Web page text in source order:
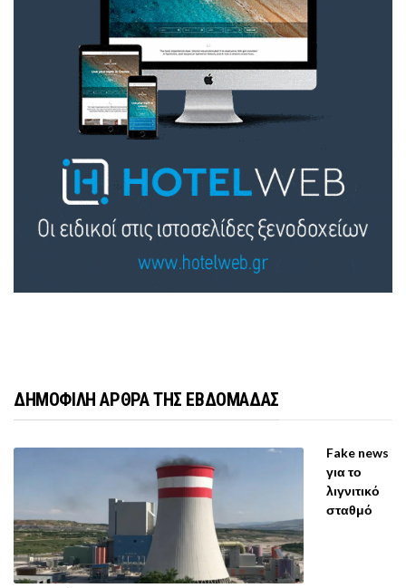
ΔΗΜΟΦΙΛΗ ΑΡΘΡΑ ΤΗΣ ΕΒΔΟΜΑΔΑΣ
Fake news
για το
λιγνιτικό
σταθμό